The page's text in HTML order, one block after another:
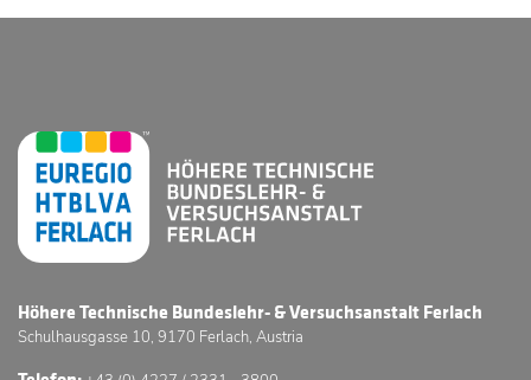
Höhere Technische Bundeslehr- & Versuchsanstalt Ferlach
Schulhausgasse 10, 9170 Ferlach, Austria